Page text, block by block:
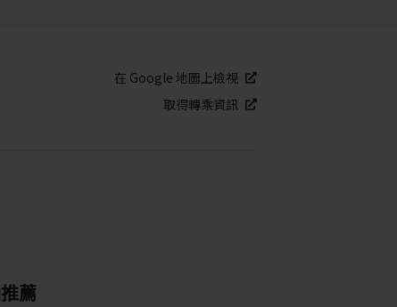
在 Google 地圖上檢視
取得轉乘資訊
薦